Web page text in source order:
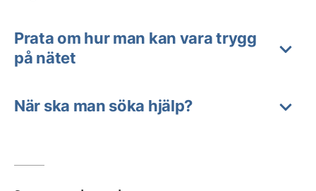
Prata om hur man kan vara trygg
på nätet
När ska man söka hjälp?